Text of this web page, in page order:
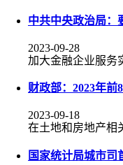
中共中央政治局：
2023-09-28
加大金融企业服务
财政部：2023年前
2023-09-18
在土地和房地产相
国家统计局城市司